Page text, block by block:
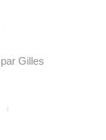
parGilles